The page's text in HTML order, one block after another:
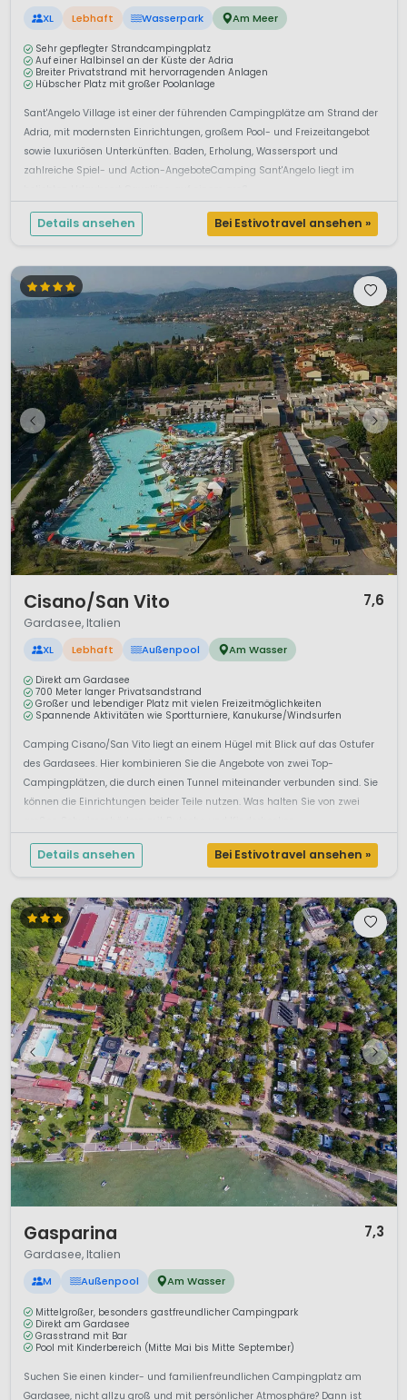
XL Lebhaft Wasserpark Am Meer
Sehr gepflegter Strandcampingplatz
Auf einer Halbinsel an der Küste der Adria
Breiter Privatstrand mit hervorragenden Anlagen
Hübscher Platz mit großer Poolanlage
Sant'Angelo Village ist einer der führenden Campingplätze am Strand der
Adria, mit modernsten Einrichtungen, großem Pool- und Freizeitangebot
sowie luxuriösen Unterkünften. Baden, Erholung, Wassersport und
zahlreiche Spiel- und Action-AngeboteCamping Sant'Angelo liegt im
Details ansehen Bei Estivotravel ansehen »
Cisano/San Vito 7,6
Gardasee, Italien
XL Lebhaft Außenpool Am Wasser
Direkt am Gardasee
700 Meter langer Privatsandstrand
Großer und lebendiger Platz mit vielen Freizeitmöglichkeiten
Spannende Aktivitäten wie Sportturniere, Kanukurse/Windsurfen
Camping Cisano/San Vito liegt an einem Hügel mit Blick auf das Ostufer
des Gardasees. Hier kombinieren Sie die Angebote von zwei Top-
Campingplätzen, die durch einen Tunnel miteinander verbunden sind. Sie
können die Einrichtungen beider Teile nutzen. Was halten Sie von zwei
Details ansehen Bei Estivotravel ansehen »
Gasparina 7,3
Gardasee, Italien
M Außenpool Am Wasser
Mittelgroßer, besonders gastfreundlicher Campingpark
Direkt am Gardasee
Grasstrand mit Bar
Pool mit Kinderbereich (Mitte Mai bis Mitte September)
Suchen Sie einen kinder- und familienfreundlichen Campingplatz am
Gardasee, nicht allzu groß und mit persönlicher Atmosphäre? Dann ist